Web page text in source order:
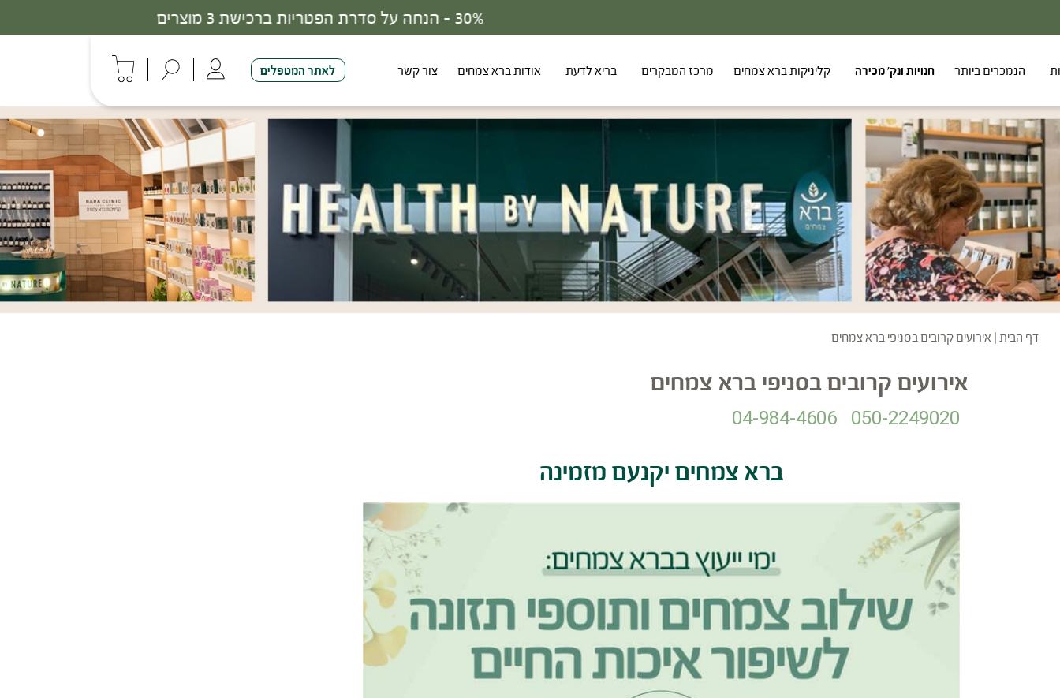
הנמכרים ביותר חנויות ונק' מכירה קליניקות ברא צמחים מרכז המבקרים בריא לדעת אודות ברא צמחים צור קשר לאתר המטפלים
דף הבית | אירועים קרובים בסניפי ברא צמחים
אירועים קרובים בסניפי ברא צמחים
050-2249020
04-984-4606
ברא צמחים יקנעם מזמינה